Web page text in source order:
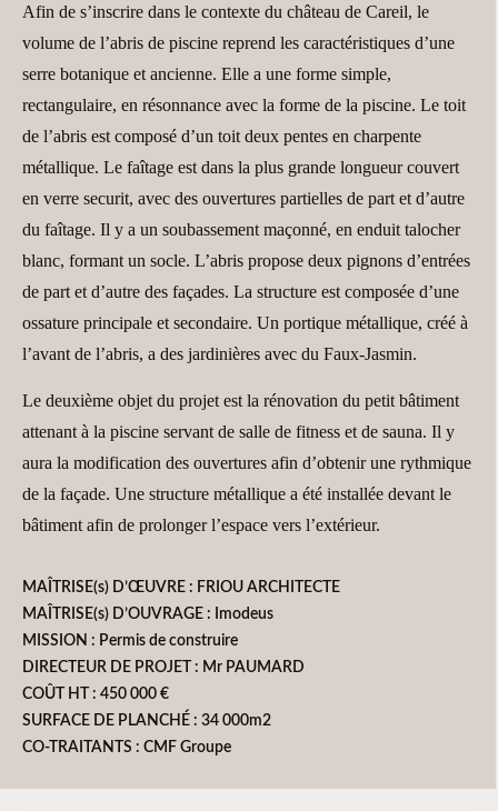
Afin de s’inscrire dans le contexte du château de Careil, le
volume de l’abris de piscine reprend les caractéristiques d’une
serre botanique et ancienne. Elle a une forme simple,
rectangulaire, en résonnance avec la forme de la piscine. Le toit
de l’abris est composé d’un toit deux pentes en charpente
métallique. Le faîtage est dans la plus grande longueur couvert
en verre securit, avec des ouvertures partielles de part et d’autre
du faîtage. Il y a un soubassement maçonné, en enduit talocher
blanc, formant un socle. L’abris propose deux pignons d’entrées
de part et d’autre des façades. La structure est composée d’une
ossature principale et secondaire. Un portique métallique, créé à
l’avant de l’abris, a des jardinières avec du Faux-Jasmin.
Le deuxième objet du projet est la rénovation du petit bâtiment
attenant à la piscine servant de salle de fitness et de sauna. Il y
aura la modification des ouvertures afin d’obtenir une rythmique
de la façade. Une structure métallique a été installée devant le
bâtiment afin de prolonger l’espace vers l’extérieur.
MAÎTRISE(s) D’ŒUVRE : FRIOU ARCHITECTE
MAÎTRISE(s) D’OUVRAGE : Imodeus
MISSION : Permis de construire
DIRECTEUR DE PROJET : Mr PAUMARD
COÛT HT : 450 000 €
SURFACE DE PLANCHÉ : 34 000m2
CO-TRAITANTS : CMF Groupe